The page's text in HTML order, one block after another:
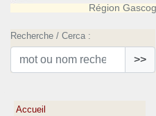
Région
Recherche / Cerca :
>>
Accueil